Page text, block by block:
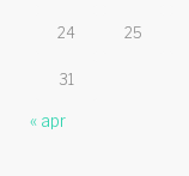
24 25
31
« apr